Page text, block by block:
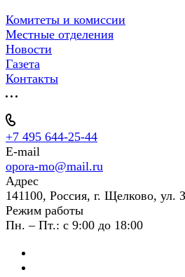
Комитеты и комиссии
Местные отделения
Новости
Газета
Контакты
+7 495 644-25-44
E-mail
opora-mo@mail.ru
Адрес
141100, Россия, г. Щелково, ул.
Режим работы
Пн. – Пт.: с 9:00 до 18:00